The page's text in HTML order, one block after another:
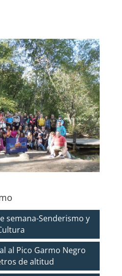
semana-Senderismo y
al Pico Garmo Negro
de altitud